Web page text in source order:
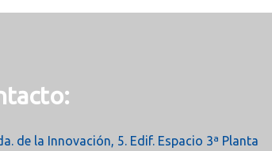
de la Innovación, 5. Edif. Espacio 3ª Planta